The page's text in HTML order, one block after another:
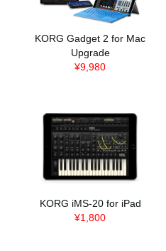
KORG Gadget 2 for Mac
Upgrade
¥9,980
KORG iMS-20 for iPad
¥1,800